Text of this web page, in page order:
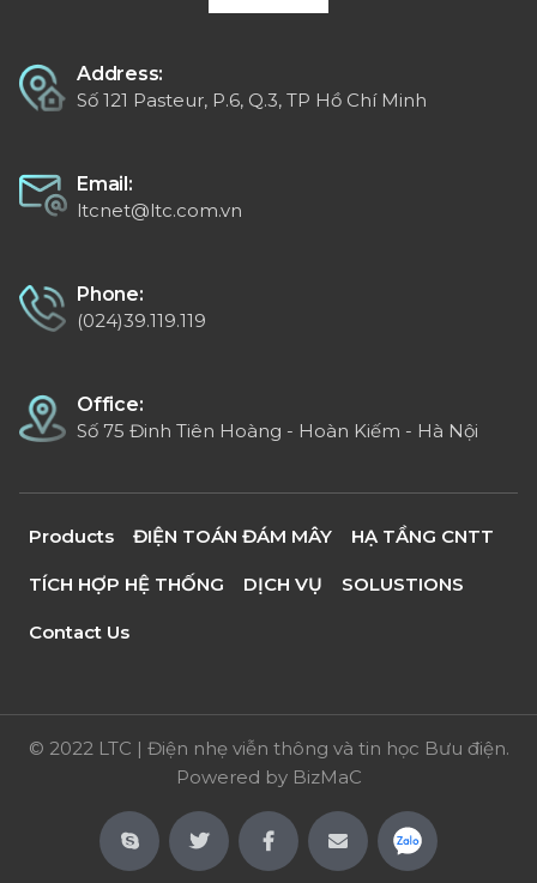
Address:
Số 121 Pasteur, P.6, Q.3, TP Hồ Chí Minh
Email:
ltcnet@ltc.com.vn
Phone:
(024)39.119.119
Office:
Số 75 Đinh Tiên Hoàng - Hoàn Kiếm - Hà Nội
Products ĐIỆN TOÁN ĐÁM MÂY HẠ TẦNG CNTT
TÍCH HỢP HỆ THỐNG DỊCH VỤ SOLUSTIONS
Contact Us
© 2022 LTC | Điện nhẹ viễn thông và tin học Bưu điện.
Powered by BizMaC